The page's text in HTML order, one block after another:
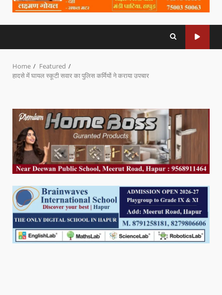
Home
Featured
हादसे में घायल स्कूटी सवार का पुलिस कर्मियों ने कराया उपचार